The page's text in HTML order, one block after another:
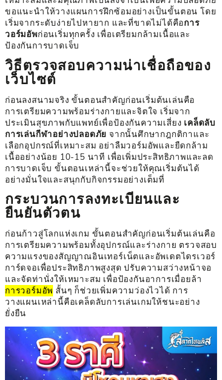
ขอแนะนำให้วางแผนการฝึกซ้อมอย่างเป็นขั้นตอน โดย
เริ่มจากระดับง่ายไปหายาก และที่ขาดไม่ได้คือการ
วอร์มอัพก่อนเริ่มทุกครั้ง เพื่อเตรียมกล้ามเนื้อและ
ป้องกันการบาดเจ็บ
วิธีตรวจสอบความน่าเชื่อถือของ
เว็บไซต์
ก่อนลงสนามจริง ขั้นตอนสำคัญก่อนเริ่มต้นเล่นคือ
การเตรียมความพร้อมร่างกายและจิตใจ เริ่มจาก
ประเมินสุขภาพกับแพทย์เพื่อป้องกันความเสี่ยง เคล็ดลับ
การเล่นกีฬาอย่างปลอดภัย จากนั้นศึกษากฎกติกาและ
เลือกอุปกรณ์ที่เหมาะสม อย่าลืมวอร์มอัพและยืดกล้าม
เนื้ออย่างน้อย 10-15 นาที เพื่อเพิ่มประสิทธิภาพและลด
การบาดเจ็บ ขั้นตอนเหล่านี้จะช่วยให้คุณเริ่มต้นได้
อย่างมั่นใจและสนุกกับกิจกรรมอย่างเต็มที่
กระบวนการลงทะเบียนและ
ยืนยันตัวตน
ก่อนก้าวสู่โลกแห่งเกม ขั้นตอนสำคัญก่อนเริ่มต้นเล่นคือ
การเตรียมความพร้อมทั้งอุปกรณ์และร่างกาย ตรวจสอบ
ความแรงของสัญญาณอินเทอร์เน็ตและอัพเดตไดรเวอร์
การ์ดจอเพื่อประสิทธิภาพสูงสุด ปรับความสว่างหน้าจอ
และจัดท่านั่งให้เหมาะสม เพื่อป้องกันอาการเมื่อยล้า
การวอร์มอัพ สั้นๆ ก็ช่วยเพิ่มความว่องไวได้ การ
วางแผนเหล่านี้คือเคล็ดลับการเล่นเกมให้ชนะอย่าง
ยั่งยืน